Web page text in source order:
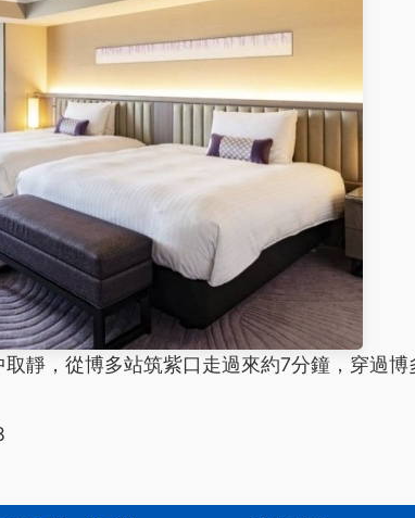
靜，從博多站筑紫口走過來約7分鐘，穿過博